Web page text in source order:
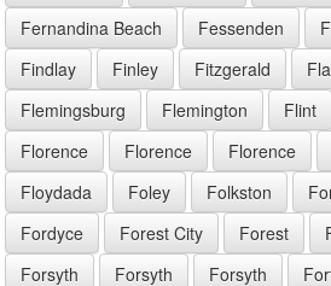
Fernandina Beach
Fessenden
Findlay
Finley Fitzgerald
Flemingsburg
Flemington Flint
Florence
Florence Florence
Floydada
Foley Folkston
Fordyce
Forest City Forest
Forsyth
Forsyth Forsyth